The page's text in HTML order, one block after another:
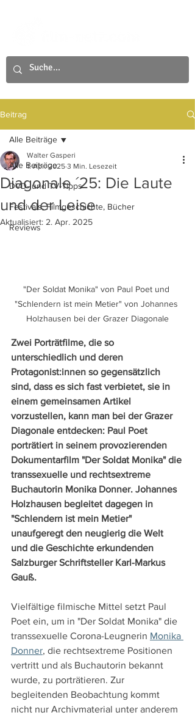
Beitrag
Alle Beiträge
DVD- und TV-Tipps
Festivals, Filmgeschichte, Bücher
Reviews
Alle Beiträge
Diagonale ´25: Die Laute
und der Leise
Walter Gasperi
1. Apr. 2025 3 Min. Lesezeit
Aktualisiert: 2. Apr. 2025
"Der Soldat Monika" von Paul Poet und
"Schlendern ist mein Metier" von Johannes
Holzhausen bei der Grazer Diagonale
Zwei Porträtfilme, die so
unterschiedlich und deren
Protagonist:innen so gegensätzlich
sind, dass es sich fast verbietet, sie in
einem gemeinsamen Artikel
vorzustellen, kann man bei der Grazer
Diagonale entdecken: Paul Poet
porträtiert in seinem provozierenden
Dokumentarfilm "Der Soldat Monika" die
transsexuelle und rechtsextreme
Buchautorin Monika Donner. Johannes
Holzhausen begleitet dagegen in
"Schlendern ist mein Metier"
unaufgeregt den neugierig die Welt
und die Geschichte erkundenden
Salzburger Schriftsteller Karl-Markus
Gauß.
Vielfältige filmische Mittel setzt Paul
Poet ein, um in "Der Soldat Monika" die
transsexuelle Corona-Leugnerin Monika
Donner, die rechtsextreme Positionen
vertritt und als Buchautorin bekannt
wurde, zu porträtieren. Zur
begleitenden Beobachtung kommt
nicht nur Archivmaterial unter anderem